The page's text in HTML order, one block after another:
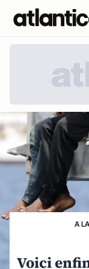
A
Voici